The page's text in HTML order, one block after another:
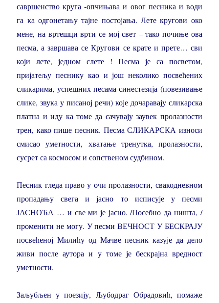
савршенство круга -опчињава и овог песника и води
га ка одгонетању тајне постојања. Лете кругови око
мене, на вртешци врти се мој свет – тако почиње ова
песма, а завршава се Кругови се крате и прете… сви
који лете, једном слете ! Песма је са посветом,
пријатељу песнику као и још неколико посвећених
сликарима, успешних песама-синестезија (повезивање
слике, звука у писаној речи) које дочаравају сликарска
платна и иду ка томе да сачувају заувек пролазности
трен, како пише песник. Песма СЛИКАРСКА износи
смисао уметности, хватање тренутка, пролазности,
сусрет са космосом и сопственом судбином.
Песник гледа право у очи пролазности, свакодневном
пропадању свега и јасно то исписује у песми
ЈАСНОЋА … и све ми је јасно. /Посебно да ништа, /
променити не могу. У песми ВЕЧНОСТ У БЕСКРАЈУ
посвећеној Милићу од Мачве песник казује да дело
живи после аутора и у томе је бескрајна вредност
уметности.
Заљубљен у поезију, Љубодраг Обрадовић, помаже